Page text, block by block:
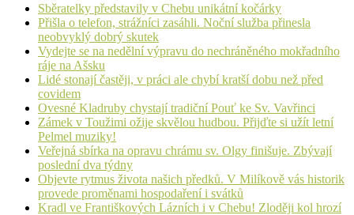
Sběratelky představily v Chebu unikátní kočárky
Přišla o telefon, strážníci zasáhli. Noční služba přinesla
neobvyklý dobrý skutek
Vydejte se na nedělní výpravu do nechráněného mokřadního
ráje na Ašsku
Lidé stonají častěji, v práci ale chybí kratší dobu než před
covidem
Ovesné Kladruby chystají tradiční Pouť ke Sv. Vavřinci
Zámek v Toužimi ožije skvělou hudbou. Přijďte si užít letní
Pelmel muziky!
Veřejná sbírka na opravu chrámu sv. Olgy finišuje. Zbývají
poslední dva týdny
Objevte rytmus života našich předků. V Milíkově vás historik
provede proměnami hospodaření i svátků
Kradl ve Františkových Lázních i v Chebu! Zloději kol hrozí